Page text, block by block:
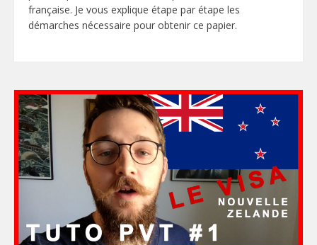
française. Je vous explique étape par étape les
démarches nécessaire pour obtenir ce papier.